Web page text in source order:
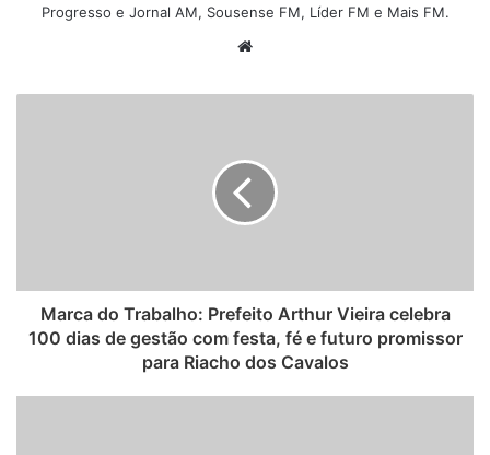
Progresso e Jornal AM, Sousense FM, Líder FM e Mais FM.
b
Marca do Trabalho: Prefeito Arthur Vieira celebra
100 dias de gestão com festa, fé e futuro promissor
para Riacho dos Cavalos